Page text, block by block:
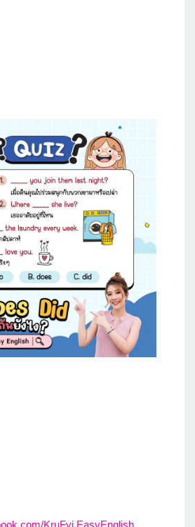
KruFyi.EasyEnglish